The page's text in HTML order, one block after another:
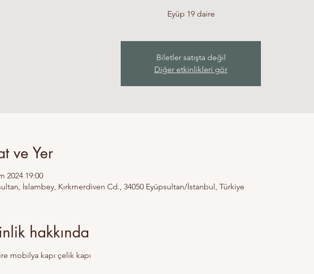
Eyüp 19 daire
Biletler satışta değil
Diğer etkinlikleri gör
ve Yer
2024 19:00
İslambey, Kırkmerdiven Cd., 34050 Eyüpsultan/İstanbul, Türkiye
hakkında
mobilya kapı çelik kapı